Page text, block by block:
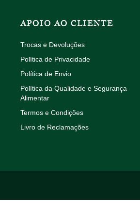
APOIO AO CLIENTE
Trocas e Devoluções
Política de Privacidade
Política de Envio
Política da Qualidade e Segurança
Alimentar
Termos e Condições
Livro de Reclamações